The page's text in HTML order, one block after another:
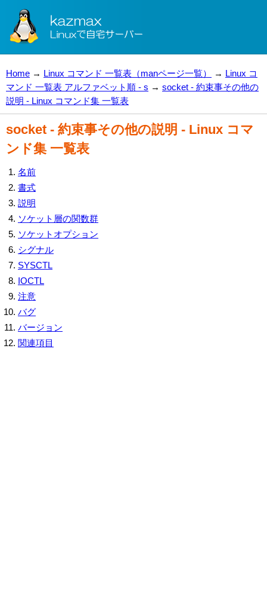
Home → Linux コマンド 一覧表（manページ一覧） → Linux コ
マンド 一覧表 アルファベット順 - s → socket - 約束事その他の
説明 - Linux コマンド集 一覧表
socket - 約束事その他の説明 - Linux コマ
ンド集 一覧表
名前
書式
説明
ソケット層の関数群
ソケットオプション
シグナル
SYSCTL
IOCTL
注意
バグ
バージョン
関連項目